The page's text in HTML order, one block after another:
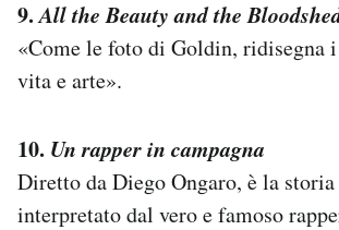
9.All the Beauty and the
«Come le foto di Goldin, ridisegna
vita e arte».
10. Un rapper in campagna
Diretto da Diego Ongaro, è la
interpretato dal vero e famoso